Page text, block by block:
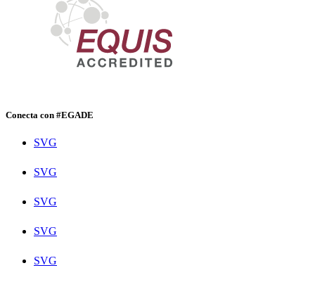
Conecta con #EGADE
SVG
SVG
SVG
SVG
SVG